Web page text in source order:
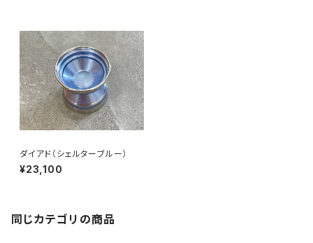
ダイアド（シェルターブルー）
¥23,100
同じカテゴリの商品